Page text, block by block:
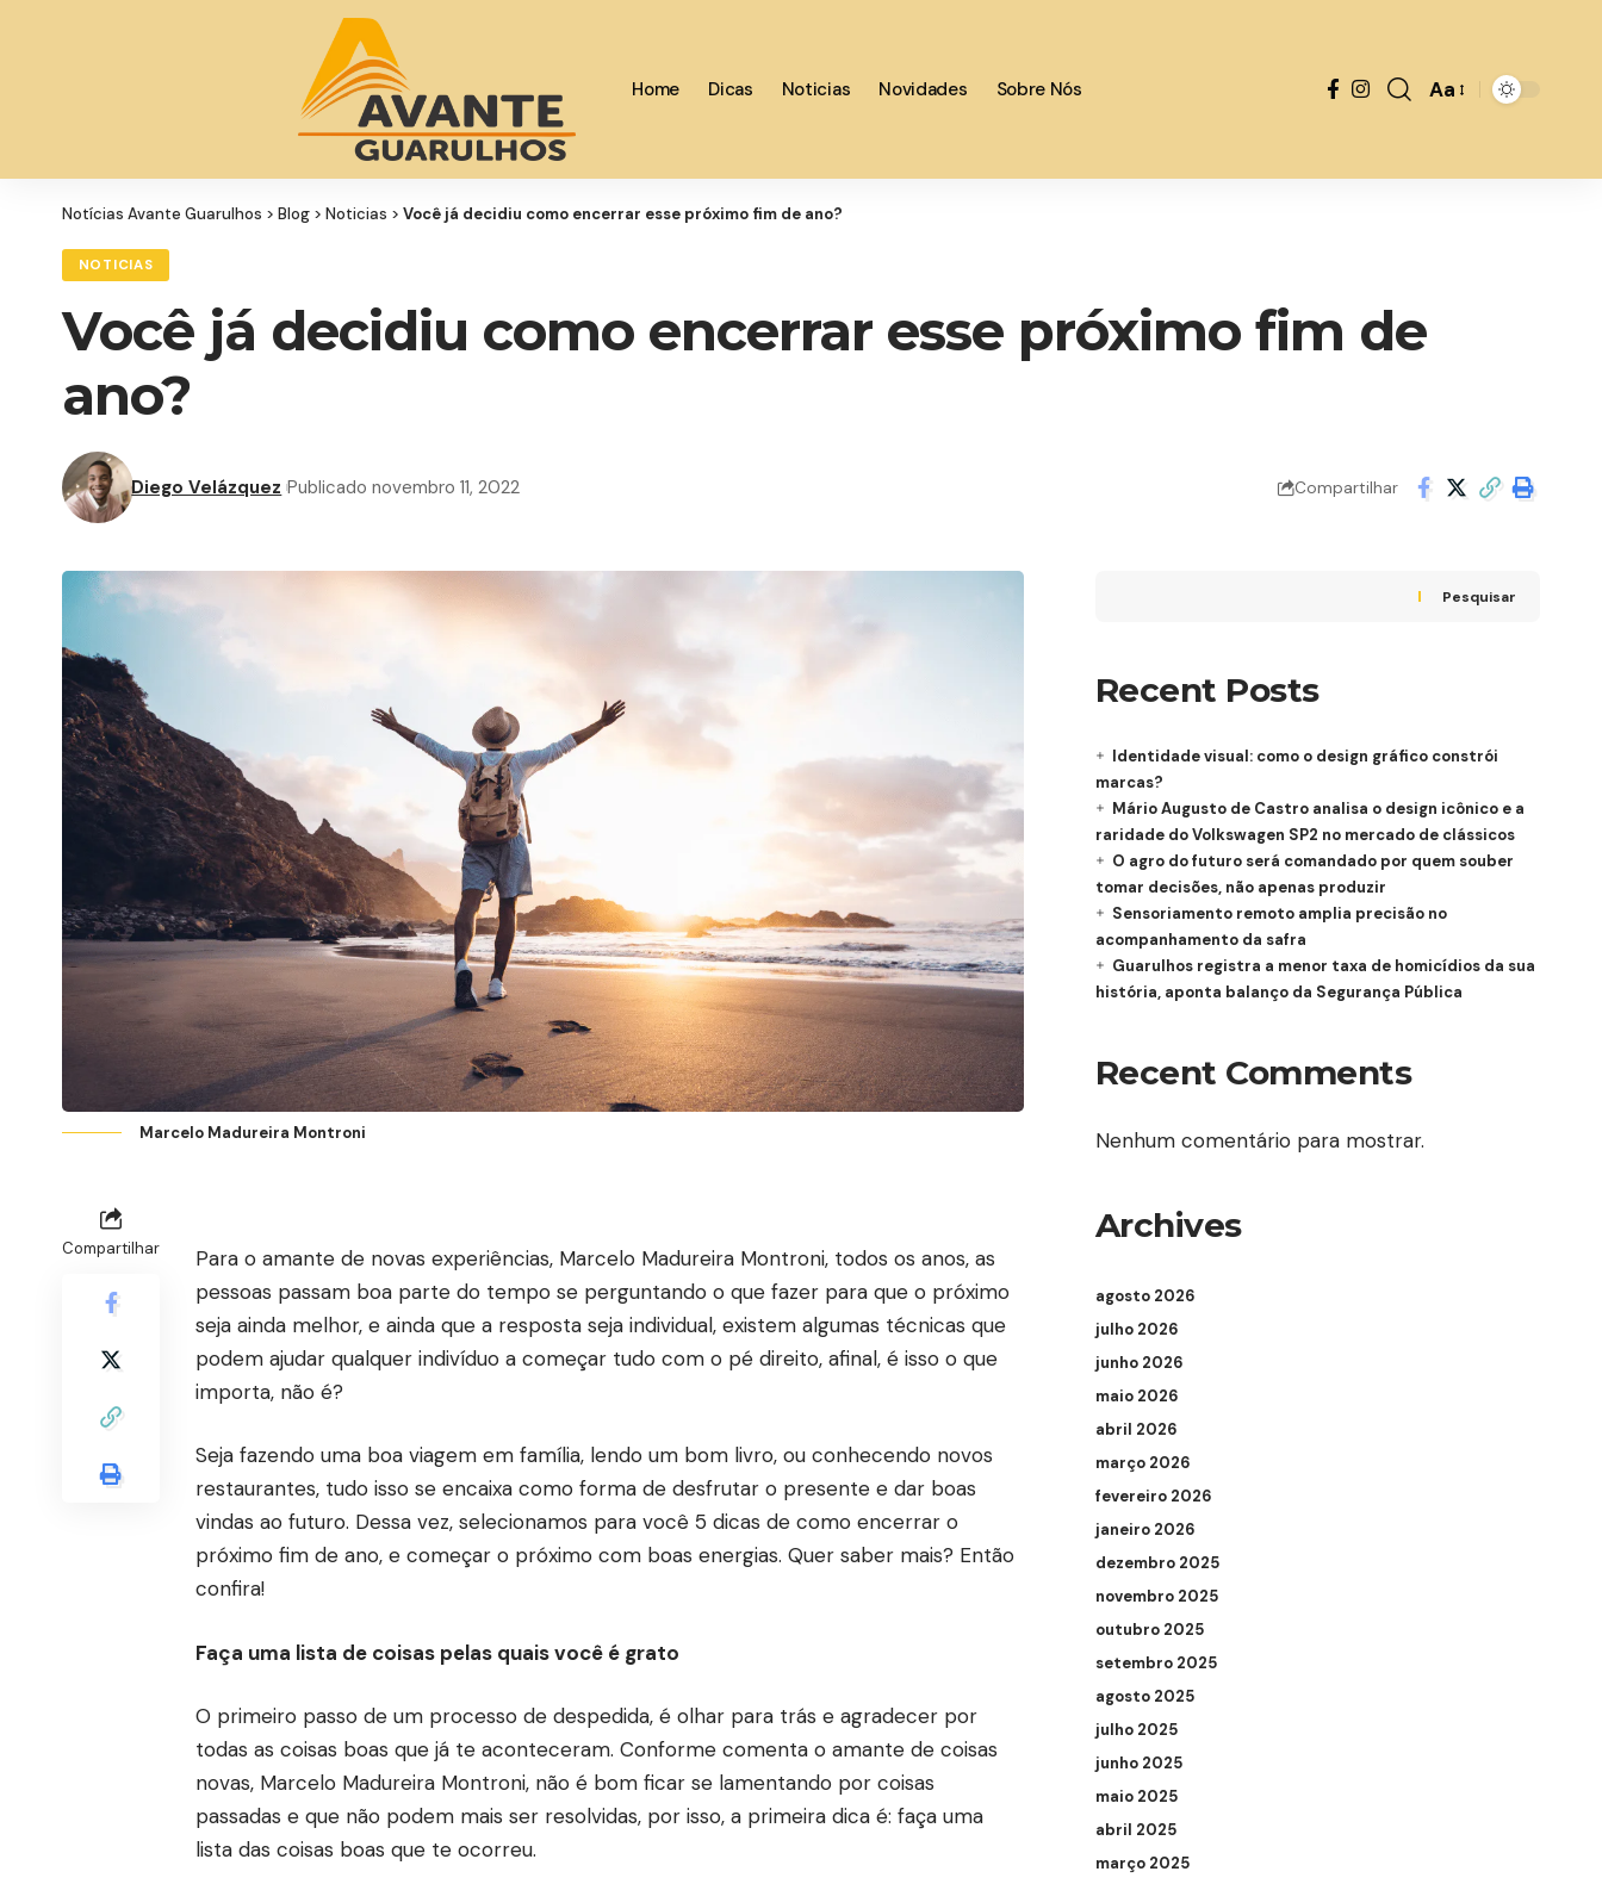
Home Dicas Noticias Novidades Sobre Nós Aa
Notícias Avante Guarulhos > Blog > Noticias > Você já decidiu como encerrar esse próximo fim de ano?
NOTICIAS
Você já decidiu como encerrar esse próximo fim de
ano?
Diego Velázquez Publicado novembro 11, 2022 Compartilhar
Marcelo Madureira Montroni
Compartilhar
Para o amante de novas experiências, Marcelo Madureira Montroni, todos os anos, as
pessoas passam boa parte do tempo se perguntando o que fazer para que o próximo
seja ainda melhor, e ainda que a resposta seja individual, existem algumas técnicas que
podem ajudar qualquer indivíduo a começar tudo com o pé direito, afinal, é isso o que
importa, não é?
Seja fazendo uma boa viagem em família, lendo um bom livro, ou conhecendo novos
restaurantes, tudo isso se encaixa como forma de desfrutar o presente e dar boas
vindas ao futuro. Dessa vez, selecionamos para você 5 dicas de como encerrar o
próximo fim de ano, e começar o próximo com boas energias. Quer saber mais? Então
confira!
Faça uma lista de coisas pelas quais você é grato
O primeiro passo de um processo de despedida, é olhar para trás e agradecer por
todas as coisas boas que já te aconteceram. Conforme comenta o amante de coisas
novas, Marcelo Madureira Montroni, não é bom ficar se lamentando por coisas
passadas e que não podem mais ser resolvidas, por isso, a primeira dica é: faça uma
lista das coisas boas que te ocorreu.
Pesquisar
Recent Posts
Identidade visual: como o design gráfico constrói
marcas?
Mário Augusto de Castro analisa o design icônico e a
raridade do Volkswagen SP2 no mercado de clássicos
O agro do futuro será comandado por quem souber
tomar decisões, não apenas produzir
Sensoriamento remoto amplia precisão no
acompanhamento da safra
Guarulhos registra a menor taxa de homicídios da sua
história, aponta balanço da Segurança Pública
Recent Comments
Nenhum comentário para mostrar.
Archives
agosto 2026
julho 2026
junho 2026
maio 2026
abril 2026
março 2026
fevereiro 2026
janeiro 2026
dezembro 2025
novembro 2025
outubro 2025
setembro 2025
agosto 2025
julho 2025
junho 2025
maio 2025
abril 2025
março 2025